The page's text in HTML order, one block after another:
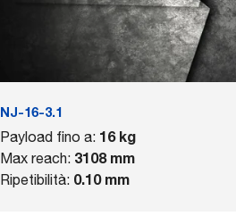
NJ-16-3.1
Payload fino a: 16 kg
Max reach: 3108 mm
Ripetibilità: 0.10 mm